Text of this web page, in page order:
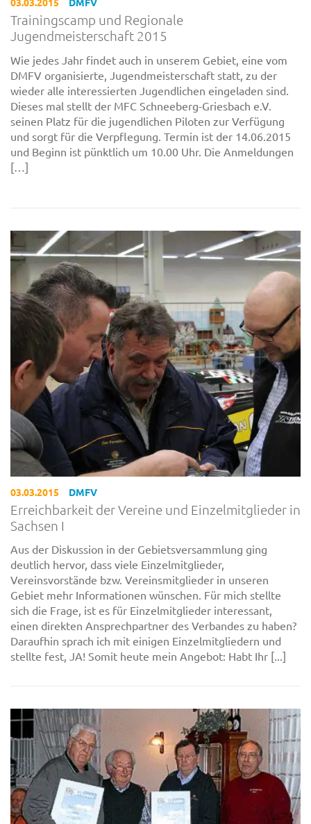
Trainingscamp und Regionale
Jugendmeisterschaft 2015
Wie jedes Jahr findet auch in unserem Gebiet, eine vom
DMFV organisierte, Jugendmeisterschaft statt, zu der
wieder alle interessierten Jugendlichen eingeladen sind.
Dieses mal stellt der MFC Schneeberg-Griesbach e.V.
seinen Platz für die jugendlichen Piloten zur Verfügung
und sorgt für die Verpflegung. Termin ist der 14.06.2015
und Beginn ist pünktlich um 10.00 Uhr. Die Anmeldungen
[…]
03.03.2015 DMFV
Erreichbarkeit der Vereine und Einzelmitglieder in
Sachsen I
Aus der Diskussion in der Gebietsversammlung ging
deutlich hervor, dass viele Einzelmitglieder,
Vereinsvorstände bzw. Vereinsmitglieder in unseren
Gebiet mehr Informationen wünschen. Für mich stellte
sich die Frage, ist es für Einzelmitglieder interessant,
einen direkten Ansprechpartner des Verbandes zu haben?
Daraufhin sprach ich mit einigen Einzelmitgliedern und
stellte fest, JA! Somit heute mein Angebot: Habt Ihr [...]